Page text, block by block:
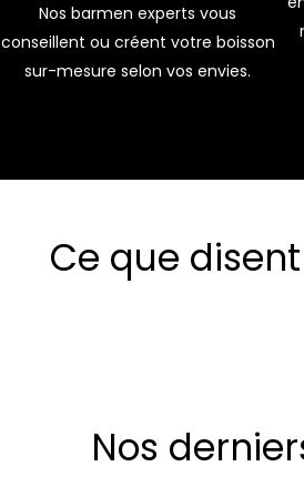
Nos barmen experts vous
conseillent ou créent votre boisson
sur-mesure selon vos envies.
Ce que
Nos